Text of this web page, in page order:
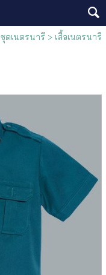
ชุดเนตรนารี > เสื้อเนตรนารี